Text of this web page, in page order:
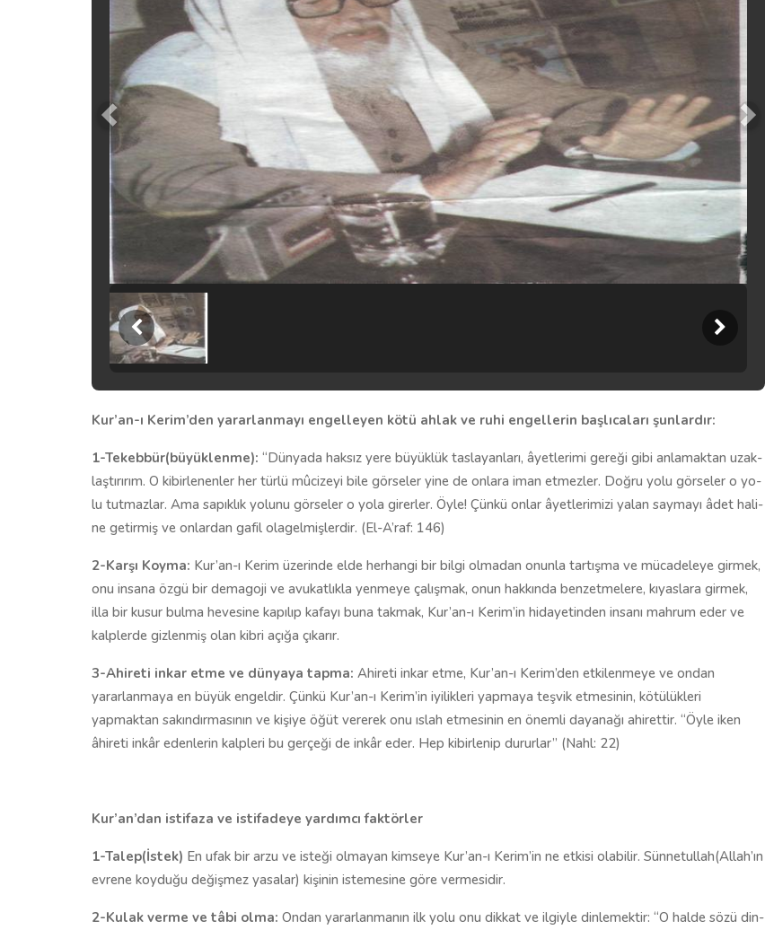
Kur’an-ı Kerim’den yararlanmayı engelleyen kötü ahlak ve ruhi engellerin başlıcaları şunlardır:
1-Tekebbür(büyüklenme): “Dün­ya­da hak­sız ye­re bü­yük­lük tas­la­yan­la­rı, âyet­le­ri­mi ge­re­ği gi­bi an­la­mak­tan uzak­
laş­tı­rı­rım. O ki­bir­le­nen­ler her tür­lü mû­ci­ze­yi bi­le gör­se­ler yi­ne de on­la­ra iman et­mez­ler. Doğ­ru yo­lu gör­se­ler o yo­
lu tut­maz­lar. Ama sa­pık­lık yo­lu­nu gör­se­ler o yo­la gi­rer­ler. Öy­le! Çün­kü on­lar âyet­le­ri­mi­zi ya­lan say­ma­yı âdet ha­li­
ne ge­tir­miş ve on­lar­dan ga­fil ola­gel­miş­ler­dir. (El-A’raf: 146)
2-Karşı Koyma: Kur’an-ı Kerim üzerinde elde herhangi bir bilgi olmadan onunla tartışma ve mücadeleye girmek,
onu insana özgü bir demagoji ve avukatlıkla yenmeye çalışmak, onun hakkında benzetmelere, kıyaslara girmek,
illa bir kusur bulma hevesine kapılıp kafayı buna takmak, Kur’an-ı Kerim’in hidayetinden insanı mahrum eder ve
kalplerde gizlenmiş olan kibri açığa çıkarır.
3-Ahireti inkar etme ve dünyaya tapma: Ahireti inkar etme, Kur’an-ı Kerim’den etkilenmeye ve ondan
yararlanmaya en büyük engeldir. Çünkü Kur’an-ı Kerim’in iyilikleri yapmaya teşvik etmesinin, kötülükleri
yapmaktan sakındırmasının ve kişiye öğüt vererek onu ıslah etmesinin en önemli dayanağı ahirettir. “Öy­le iken
âhi­re­ti in­kâr eden­le­rin kalp­le­ri bu ger­çe­ği de in­kâr eder. Hep ki­bir­le­nip du­rur­lar” (Nahl: 22)
Kur’an’dan istifaza ve istifadeye yardımcı faktörler
1-Talep(İstek) En ufak bir arzu ve isteği olmayan kimseye Kur’an-ı Kerim’in ne etkisi olabilir. Sünnetullah(Allah’ın
evrene koyduğu değişmez yasalar) kişinin istemesine göre vermesidir.
2-Kulak verme ve tâbi olma: Ondan yararlanmanın ilk yolu onu dikkat ve ilgiyle dinlemektir: “O hal­de sö­zü din­